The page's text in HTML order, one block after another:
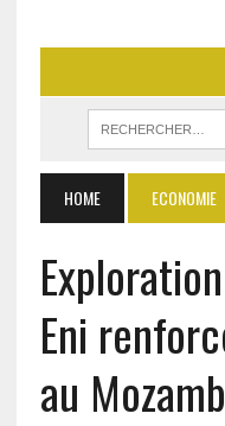
HOME ECONOMIE
Eni
au